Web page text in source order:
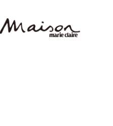
to
main